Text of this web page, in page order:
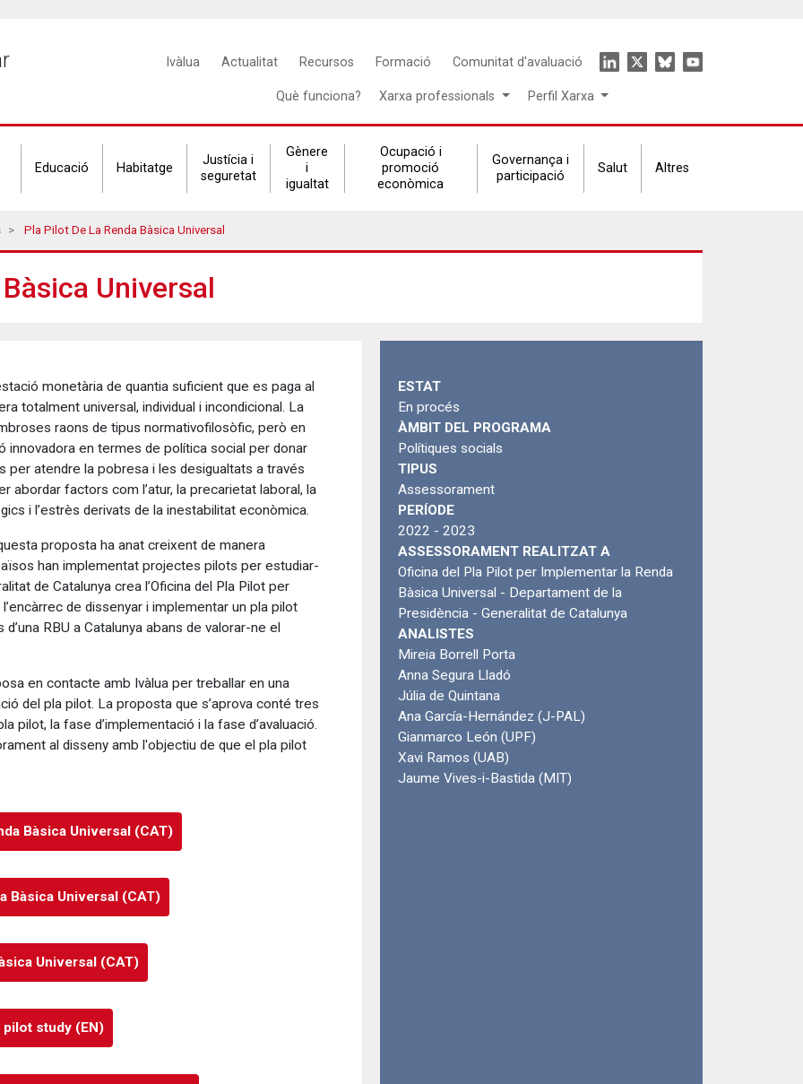
Main
navigation
Ivàlua Actualitat Recursos Formació Comunitat d'avaluació
Icon
menu
Què funciona? Xarxa professionals Perfil Xarxa
Educació Habitatge
Justícia i
seguretat
Gènere
i
igualtat
Ocupació i
promoció
econòmica
Governança i
participació
Salut Altres
Pla Pilot De La Renda Bàsica Universal
Universal
monetària de quantia suficient que es paga al
totalment universal, individual i incondicional. La
raons de tipus normativofilosòfic, però en
innovadora en termes de política social per donar
atendre la pobresa i les desigualtats a través
abordar factors com l’atur, la precarietat laboral, la
i l’estrès derivats de la inestabilitat econòmica.
proposta ha anat creixent de manera
han implementat projectes pilots per estudiar-
de Catalunya crea l’Oficina del Pla Pilot per
de dissenyar i implementar un pla pilot
RBU a Catalunya abans de valorar-ne el
en contacte amb Ivàlua per treballar en una
del pla pilot. La proposta que s’aprova conté tres
pilot, la fase d’implementació i la fase d’avaluació.
al disseny amb l'objectiu de que el pla pilot
Bàsica Universal (CAT)
Bàsica Universal (CAT)
Universal (CAT)
pilot study (EN)
ESTAT
En procés
ÀMBIT DEL PROGRAMA
Polítiques socials
TIPUS
Assessorament
PERÍODE
2022 - 2023
ASSESSORAMENT REALITZAT A
Oficina del Pla Pilot per Implementar la Renda
Bàsica Universal - Departament de la
Presidència - Generalitat de Catalunya
ANALISTES
Mireia Borrell Porta
Anna Segura Lladó
Júlia de Quintana
Ana García-Hernández (J-PAL)
Gianmarco León (UPF)
Xavi Ramos (UAB)
Jaume Vives-i-Bastida (MIT)